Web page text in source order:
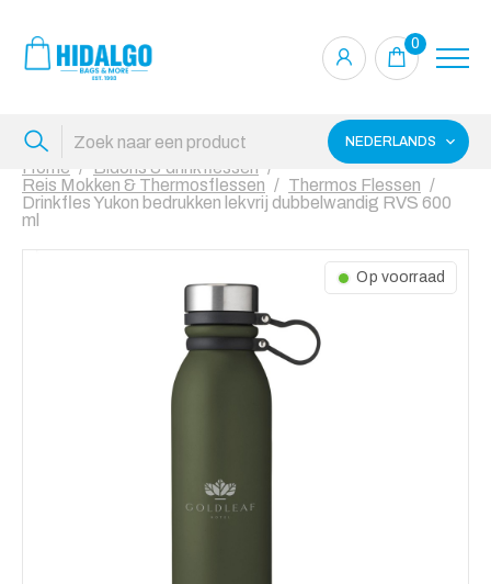
0
NEDERLANDS
Home
Bidons & drinkflessen
Reis Mokken & Thermosflessen
Thermos Flessen
Drinkfles Yukon bedrukken lekvrij dubbelwandig RVS 600
ml
Op voorraad